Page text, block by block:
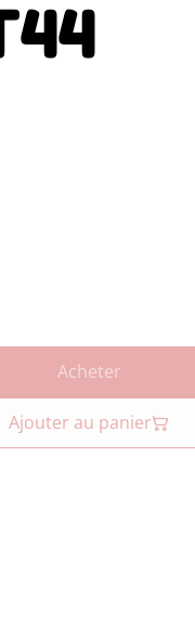
Acheter
Ajouter au panier